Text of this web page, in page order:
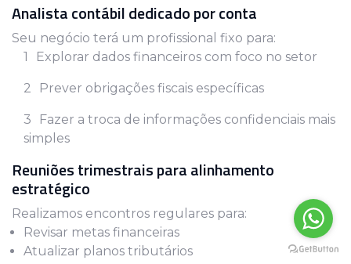
Analista contábil dedicado por conta
Seu negócio terá um profissional fixo para:
Explorar dados financeiros com foco no setor
Prever obrigações fiscais específicas
Fazer a troca de informações confidenciais mais
simples
Reuniões trimestrais para alinhamento
estratégico
Realizamos encontros regulares para:
Revisar metas financeiras
Atualizar planos tributários